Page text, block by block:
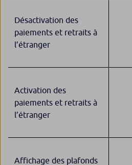
Désactivation des
paiements et retraits à
l’étranger
Activation des
paiements et retraits à
l’étranger
Affichage des plafonds